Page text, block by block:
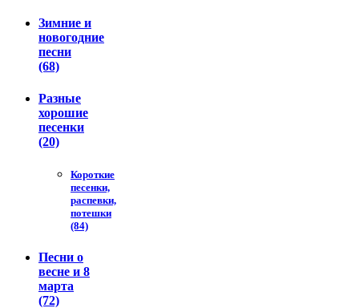
Зимние и
новогодние
песни
(68)
Разные
хорошие
песенки
(20)
Короткие
песенки,
распевки,
потешки
(84)
Песни о
весне и 8
марта
(72)